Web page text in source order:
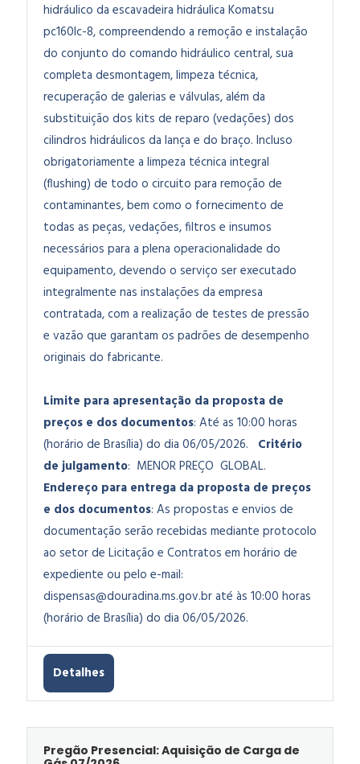
hidráulico da escavadeira hidráulica Komatsu
pc160lc-8, compreendendo a remoção e instalação
do conjunto do comando hidráulico central, sua
completa desmontagem, limpeza técnica,
recuperação de galerias e válvulas, além da
substituição dos kits de reparo (vedações) dos
cilindros hidráulicos da lança e do braço. Incluso
obrigatoriamente a limpeza técnica integral
(flushing) de todo o circuito para remoção de
contaminantes, bem como o fornecimento de
todas as peças, vedações, filtros e insumos
necessários para a plena operacionalidade do
equipamento, devendo o serviço ser executado
integralmente nas instalações da empresa
contratada, com a realização de testes de pressão
e vazão que garantam os padrões de desempenho
originais do fabricante.
Limite para apresentação da proposta de
preços e dos documentos: Até as 10:00 horas
(horário de Brasília) do dia 06/05/2026. Critério
de julgamento: MENOR PREÇO GLOBAL.
Endereço para entrega da proposta de preços
e dos documentos: As propostas e envios de
documentação serão recebidas mediante protocolo
ao setor de Licitação e Contratos em horário de
expediente ou pelo e-mail:
dispensas@douradina.ms.gov.braté às 10:00 horas
(horário de Brasília) do dia 06/05/2026.
Detalhes
Pregão Presencial: Aquisição de Carga de